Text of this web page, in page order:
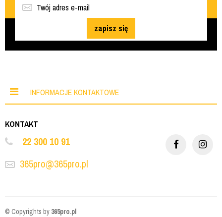
zapisz się
INFORMACJE KONTAKTOWE
KONTAKT
22 300 10 91
365pro@365pro.pl
© Copyrights by 365pro.pl